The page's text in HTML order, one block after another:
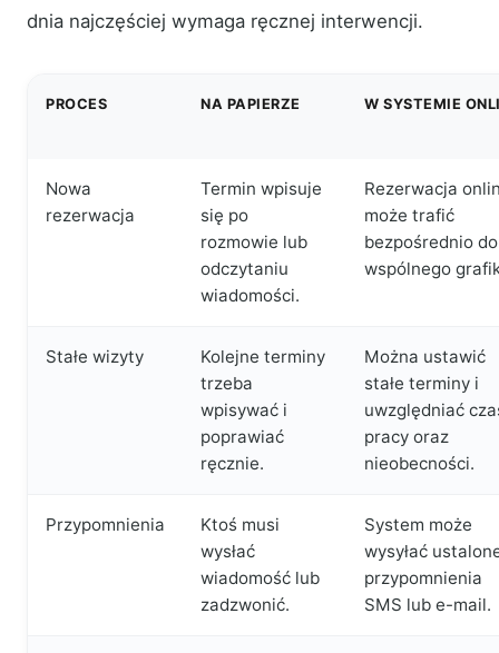
dnia najczęściej wymaga ręcznej interwencji.
PROCES NA PAPIERZE W SYSTEMIE
Nowa
rezerwacja
Termin wpisuje
się po
rozmowie lub
odczytaniu
wiadomości.
Rezerwacja
może trafić
bezpośrednio do
wspólnego
Stałe wizyty
Kolejne terminy
trzeba
wpisywać i
poprawiać
ręcznie.
Można ustawić
stałe terminy i
uwzględniać
pracy oraz
nieobecności.
Przypomnienia
Ktoś musi
wysłać
wiadomość lub
zadzwonić.
System może
wysyłać
przypomnienia
SMS lub e-mail.